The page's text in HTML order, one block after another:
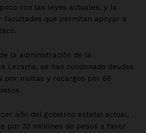
con las leyes actuales, y la
facultades que permitan apoyar a
la administración de la
Lezama, se han condonado deudas
por multas y recargos por 86
año del gobierno estatal actual,
por 33 millones de pesos a favor